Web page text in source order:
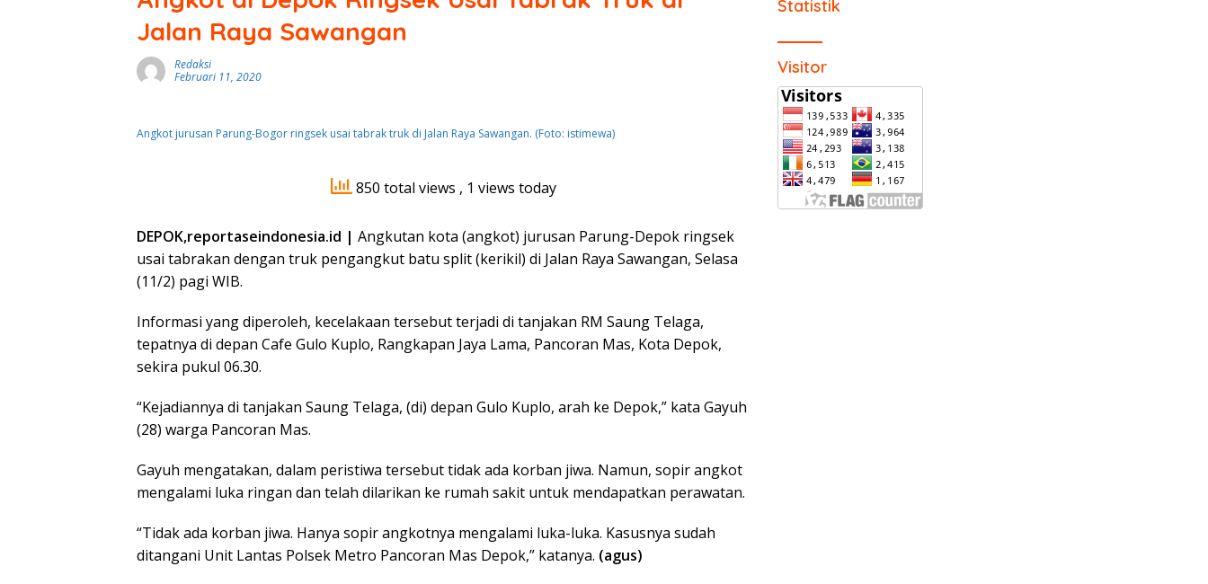
Jalan Raya Sawangan
Redaksi
Februari 11, 2020
Angkot jurusan Parung-Bogor ringsek usai tabrak truk di Jalan Raya Sawangan. (Foto: istimewa)
850 total views , 1 views today
DEPOK,reportaseindonesia.id | Angkutan kota (angkot) jurusan Parung-Depok ringsek
usai tabrakan dengan truk pengangkut batu split (kerikil) di Jalan Raya Sawangan, Selasa
(11/2) pagi WIB.
Informasi yang diperoleh, kecelakaan tersebut terjadi di tanjakan RM Saung Telaga,
tepatnya di depan Cafe Gulo Kuplo, Rangkapan Jaya Lama, Pancoran Mas, Kota Depok,
sekira pukul 06.30.
“Kejadiannya di tanjakan Saung Telaga, (di) depan Gulo Kuplo, arah ke Depok,” kata Gayuh
(28) warga Pancoran Mas.
Gayuh mengatakan, dalam peristiwa tersebut tidak ada korban jiwa. Namun, sopir angkot
mengalami luka ringan dan telah dilarikan ke rumah sakit untuk mendapatkan perawatan.
“Tidak ada korban jiwa. Hanya sopir angkotnya mengalami luka-luka. Kasusnya sudah
ditangani Unit Lantas Polsek Metro Pancoran Mas Depok,” katanya. (agus)
Statistik
Visitor